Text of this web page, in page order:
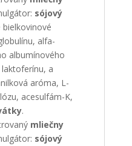
sójový
alfa-
albumínového
a
aróma, L-
acesulfám-K,
.
mliečny
sójový